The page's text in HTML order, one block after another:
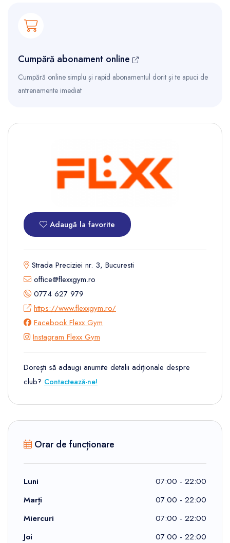
Cumpără abonament online
Cumpără online simplu și rapid abonamentul dorit și te apuci de
antrenamente imediat
Adaugă la favorite
Strada Preciziei nr. 3, Bucuresti
office@flexxgym.ro
0774 627 979
https://www.flexxgym.ro/
Facebook Flexx Gym
Instagram Flexx Gym
Dorești să adaugi anumite detalii adiționale despre
club? Contactează-ne!
Orar de funcționare
Luni
07:00 - 22:00
Marți
07:00 - 22:00
Miercuri
07:00 - 22:00
Joi
07:00 - 22:00